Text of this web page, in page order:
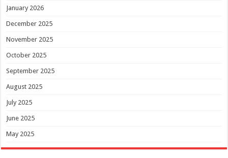
January 2026
December 2025
November 2025
October 2025
September 2025
August 2025
July 2025
June 2025
May 2025